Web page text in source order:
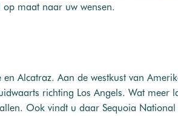
maat naar uw wensen.
Alcatraz. Aan de westkust van
richting Los Angels. Wat meer
Ook vindt u daar Sequoia